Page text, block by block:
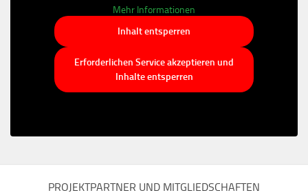
Mehr Informationen
Inhalt entsperren
Erforderlichen Service akzeptieren und
Inhalte entsperren
PROJEKTPARTNER UND MITGLIEDSCHAFTEN